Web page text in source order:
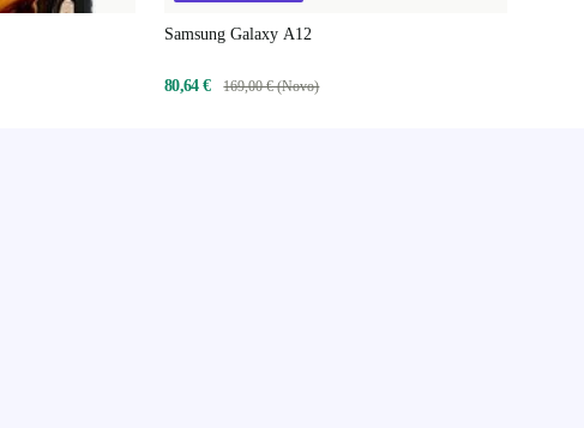
Samsung Galaxy A12
80,64 € 169,00 € (Novo)